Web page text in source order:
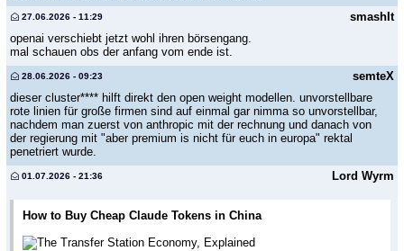
smashIt
27.06.2026 - 11:29
openai verschiebt jetzt wohl ihren börsengang.
mal schauen obs der anfang vom ende ist.
semteX
28.06.2026 - 09:23
dieser cluster**** hilft direkt den open weight modellen. unvorstellbare
rote linien für große firmen sind auf einmal gar nimma so unvorstellbar,
nachdem man zuerst von anthropic mit der rechnung und danach von
der regierung mit "aber premium is nicht für euch in europa" rektal
penetriert wurde.
Lord Wyrm
01.07.2026 - 21:36
How to Buy Cheap Claude Tokens in China
The Transfer Station Economy, Explained